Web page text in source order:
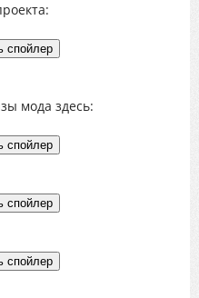
мода здесь: